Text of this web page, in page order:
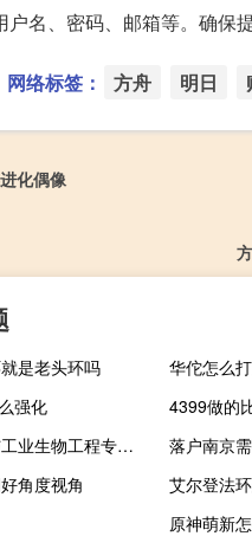
名、密码、邮箱等。确保提
网络标签： 方舟 明日
化偶像
是老头环吗
华佗怎么
强化
4399做的
化学工程与工业生物工程专业代码是什么
落户南京
角度视角
艾尔登法
原神萌新